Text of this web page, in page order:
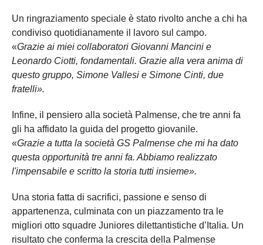
Un ringraziamento speciale è stato rivolto anche a chi ha
condiviso quotidianamente il lavoro sul campo.
«Grazie ai miei collaboratori Giovanni Mancini e
Leonardo Ciotti, fondamentali. Grazie alla vera anima di
questo gruppo, Simone Vallesi e Simone Cinti, due
fratelli».
Infine, il pensiero alla società Palmense, che tre anni fa
gli ha affidato la guida del progetto giovanile.
«Grazie a tutta la società GS Palmense che mi ha dato
questa opportunità tre anni fa. Abbiamo realizzato
l'impensabile e scritto la storia tutti insieme».
Una storia fatta di sacrifici, passione e senso di
appartenenza, culminata con un piazzamento tra le
migliori otto squadre Juniores dilettantistiche d’Italia. Un
risultato che conferma la crescita della Palmense